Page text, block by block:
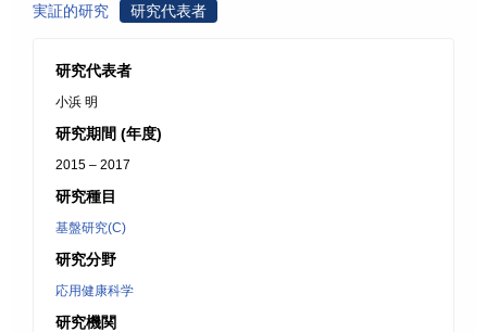
実証的研究
研究代表者
研究代表者
小浜 明
研究期間 (年度)
2015 – 2017
研究種目
基盤研究(C)
研究分野
応用健康科学
研究機関